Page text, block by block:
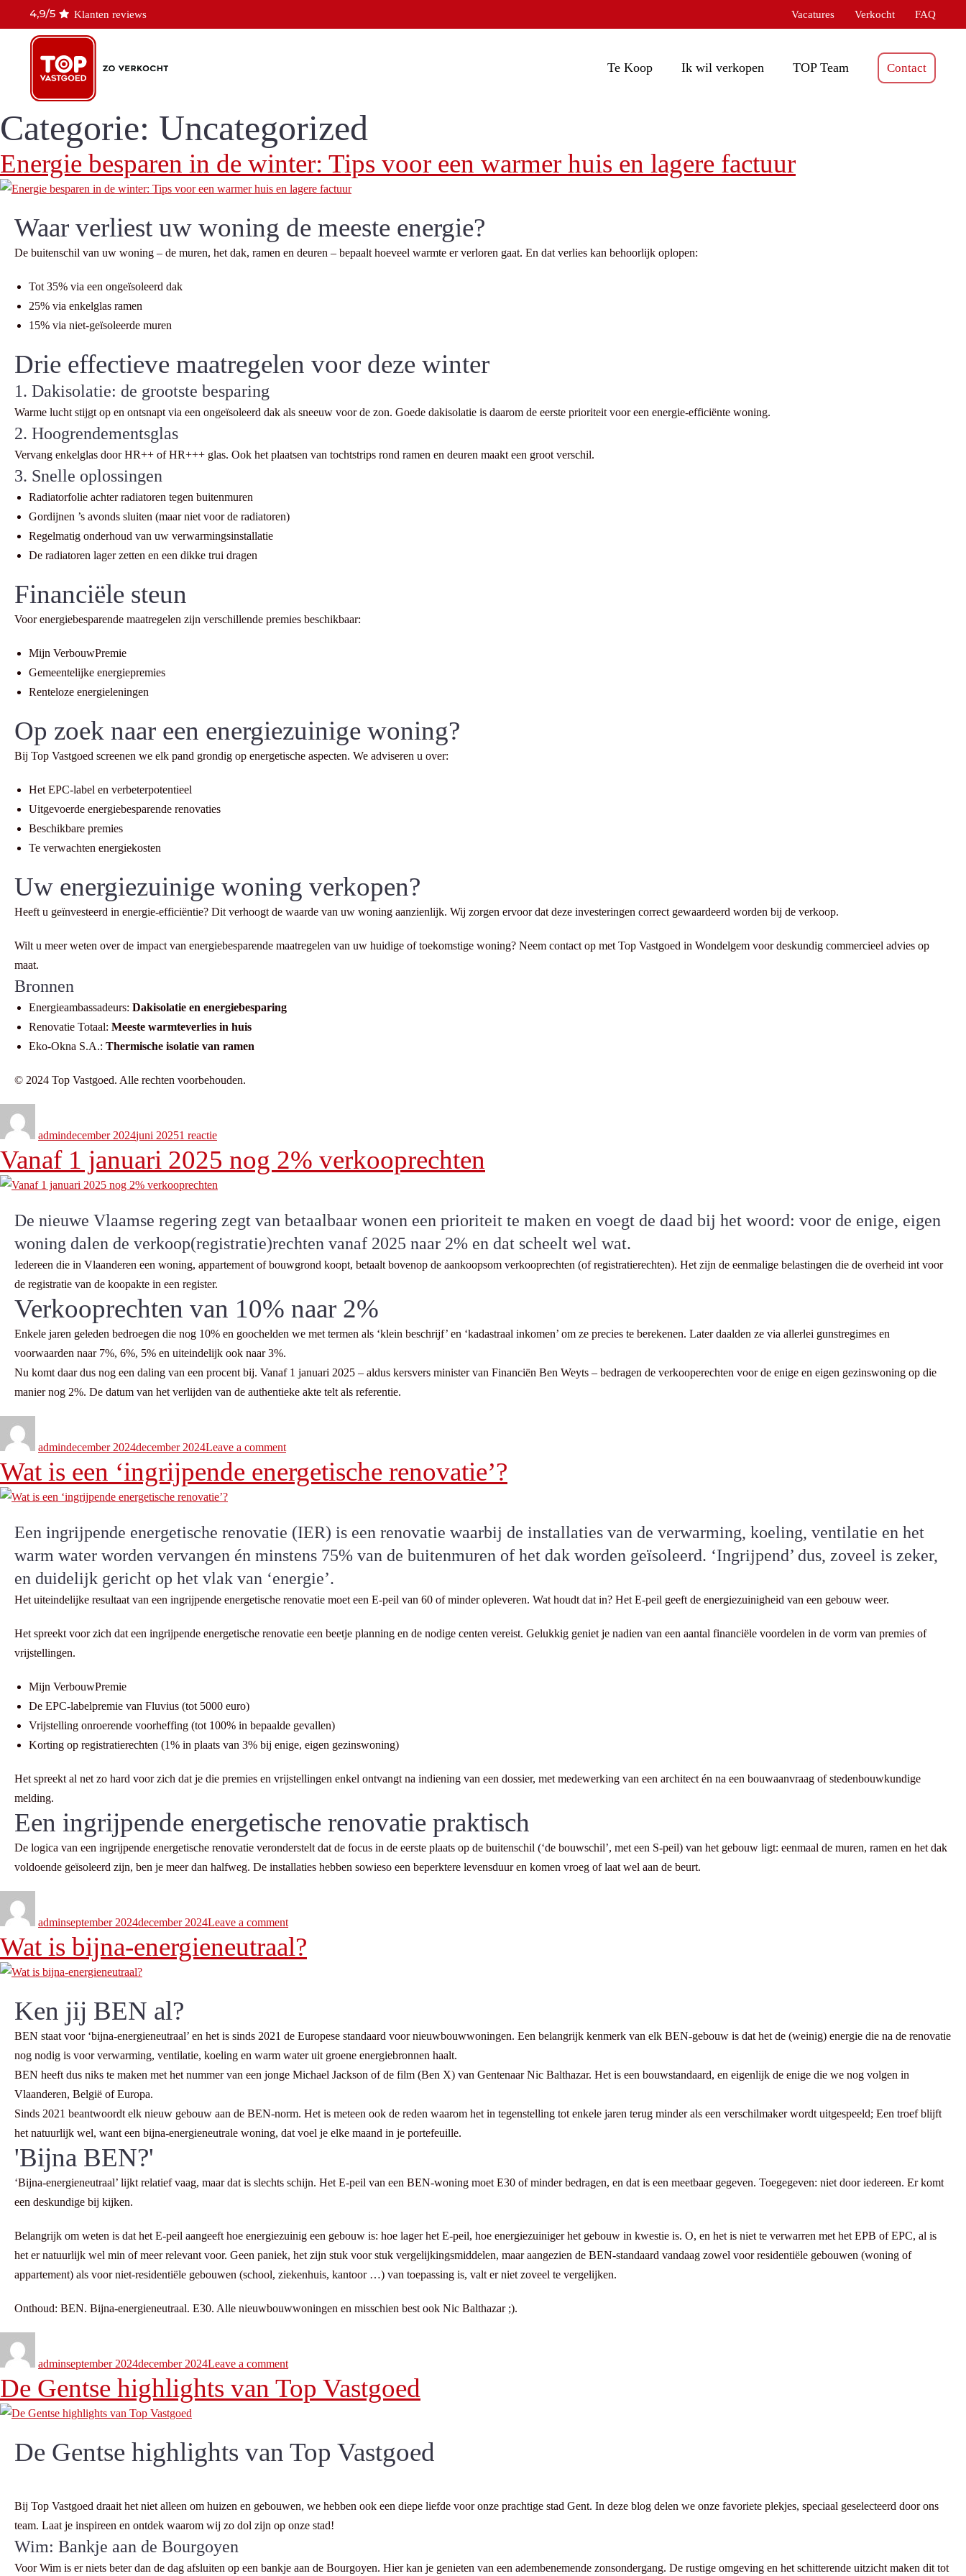
Klanten reviews Vacatures Verkocht FAQ
Te Koop Ik wil verkopen TOP Team Contact
Categorie: Uncategorized
Energie besparen in de winter: Tips voor een warmer huis en lagere factuur​
Waar verliest uw woning de meeste energie?
De buitenschil van uw woning – de muren, het dak, ramen en deuren – bepaalt hoeveel warmte er verloren gaat. En dat verlies kan behoorlijk oplopen:
Tot 35% via een ongeïsoleerd dak
25% via enkelglas ramen
15% via niet-geïsoleerde muren
Drie effectieve maatregelen voor deze winter
1. Dakisolatie: de grootste besparing
Warme lucht stijgt op en ontsnapt via een ongeïsoleerd dak als sneeuw voor de zon. Goede dakisolatie is daarom de eerste prioriteit voor een energie-efficiënte woning.
2. Hoogrendementsglas
Vervang enkelglas door HR++ of HR+++ glas. Ook het plaatsen van tochtstrips rond ramen en deuren maakt een groot verschil.
3. Snelle oplossingen
Radiatorfolie achter radiatoren tegen buitenmuren
Gordijnen ’s avonds sluiten (maar niet voor de radiatoren)
Regelmatig onderhoud van uw verwarmingsinstallatie
De radiatoren lager zetten en een dikke trui dragen
Financiële steun
Voor energiebesparende maatregelen zijn verschillende premies beschikbaar:
Mijn VerbouwPremie
Gemeentelijke energiepremies
Renteloze energieleningen
Op zoek naar een energiezuinige woning?
Bij Top Vastgoed screenen we elk pand grondig op energetische aspecten. We adviseren u over:
Het EPC-label en verbeterpotentieel
Uitgevoerde energiebesparende renovaties
Beschikbare premies
Te verwachten energiekosten
Uw energiezuinige woning verkopen?
Heeft u geïnvesteerd in energie-efficiëntie? Dit verhoogt de waarde van uw woning aanzienlijk. Wij zorgen ervoor dat deze investeringen correct gewaardeerd worden bij de verkoop.
Wilt u meer weten over de impact van energiebesparende maatregelen van uw huidige of toekomstige woning? Neem contact op met Top Vastgoed in Wondelgem voor deskundig commercieel advies op
maat.
Bronnen
Energieambassadeurs: Dakisolatie en energiebesparing
Renovatie Totaal: Meeste warmteverlies in huis
Eko-Okna S.A.: Thermische isolatie van ramen
© 2024 Top Vastgoed. Alle rechten voorbehouden.
admindecember 2024juni 20251 reactie
Vanaf 1 januari 2025 nog 2% verkooprechten
De nieuwe Vlaamse regering zegt van betaalbaar wonen een prioriteit te maken en voegt de daad bij het woord: voor de enige, eigen
woning dalen de verkoop(registratie)rechten vanaf 2025 naar 2% en dat scheelt wel wat.
Iedereen die in Vlaanderen een woning, appartement of bouwgrond koopt, betaalt bovenop de aankoopsom verkooprechten (of registratierechten). Het zijn de eenmalige belastingen die de overheid int voor
de registratie van de koopakte in een register.
Verkooprechten van 10% naar 2%
Enkele jaren geleden bedroegen die nog 10% en goochelden we met termen als ‘klein beschrijf’ en ‘kadastraal inkomen’ om ze precies te berekenen. Later daalden ze via allerlei gunstregimes en
voorwaarden naar 7%, 6%, 5% en uiteindelijk ook naar 3%.
Nu komt daar dus nog een daling van een procent bij. Vanaf 1 januari 2025 – aldus kersvers minister van Financiën Ben Weyts – bedragen de verkooperechten voor de enige en eigen gezinswoning op die
manier nog 2%. De datum van het verlijden van de authentieke akte telt als referentie.
admindecember 2024december 2024Leave a comment
Wat is een ‘ingrijpende energetische renovatie’?
Een ingrijpende energetische renovatie (IER) is een renovatie waarbij de installaties van de verwarming, koeling, ventilatie en het
warm water worden vervangen én minstens 75% van de buitenmuren of het dak worden geïsoleerd. ‘Ingrijpend’ dus, zoveel is zeker,
en duidelijk gericht op het vlak van ‘energie’.
Het uiteindelijke resultaat van een ingrijpende energetische renovatie moet een E-peil van 60 of minder opleveren. Wat houdt dat in? Het E-peil geeft de energiezuinigheid van een gebouw weer.
Het spreekt voor zich dat een ingrijpende energetische renovatie een beetje planning en de nodige centen vereist. Gelukkig geniet je nadien van een aantal financiële voordelen in de vorm van premies of
vrijstellingen.
Mijn VerbouwPremie
De EPC-labelpremie van Fluvius (tot 5000 euro)
Vrijstelling onroerende voorheffing (tot 100% in bepaalde gevallen)
Korting op registratierechten (1% in plaats van 3% bij enige, eigen gezinswoning)
Het spreekt al net zo hard voor zich dat je die premies en vrijstellingen enkel ontvangt na indiening van een dossier, met medewerking van een architect én na een bouwaanvraag of stedenbouwkundige
melding.
Een ingrijpende energetische renovatie praktisch
De logica van een ingrijpende energetische renovatie veronderstelt dat de focus in de eerste plaats op de buitenschil (‘de bouwschil’, met een S-peil) van het gebouw ligt: eenmaal de muren, ramen en het dak
voldoende geïsoleerd zijn, ben je meer dan halfweg. De installaties hebben sowieso een beperktere levensduur en komen vroeg of laat wel aan de beurt.
adminseptember 2024december 2024Leave a comment
Wat is bijna-energieneutraal?
Ken jij BEN al?
BEN staat voor ‘bijna-energieneutraal’ en het is sinds 2021 de Europese standaard voor nieuwbouwwoningen. Een belangrijk kenmerk van elk BEN-gebouw is dat het de (weinig) energie die na de renovatie
nog nodig is voor verwarming, ventilatie, koeling en warm water uit groene energiebronnen haalt.
BEN heeft dus niks te maken met het nummer van een jonge Michael Jackson of de film (Ben X) van Gentenaar Nic Balthazar. Het is een bouwstandaard, en eigenlijk de enige die we nog volgen in
Vlaanderen, België of Europa.
Sinds 2021 beantwoordt elk nieuw gebouw aan de BEN-norm. Het is meteen ook de reden waarom het in tegenstelling tot enkele jaren terug minder als een verschilmaker wordt uitgespeeld; Een troef blijft
het natuurlijk wel, want een bijna-energieneutrale woning, dat voel je elke maand in je portefeuille.
'Bijna BEN?'
‘Bijna-energieneutraal’ lijkt relatief vaag, maar dat is slechts schijn. Het E-peil van een BEN-woning moet E30 of minder bedragen, en dat is een meetbaar gegeven. Toegegeven: niet door iedereen. Er komt
een deskundige bij kijken.
Belangrijk om weten is dat het E-peil aangeeft hoe energiezuinig een gebouw is: hoe lager het E-peil, hoe energiezuiniger het gebouw in kwestie is. O, en het is niet te verwarren met het EPB of EPC, al is
het er natuurlijk wel min of meer relevant voor. Geen paniek, het zijn stuk voor stuk vergelijkingsmiddelen, maar aangezien de BEN-standaard vandaag zowel voor residentiële gebouwen (woning of
appartement) als voor niet-residentiële gebouwen (school, ziekenhuis, kantoor …) van toepassing is, valt er niet zoveel te vergelijken.
Onthoud: BEN. Bijna-energieneutraal. E30. Alle nieuwbouwwoningen en misschien best ook Nic Balthazar ;).
adminseptember 2024december 2024Leave a comment
De Gentse highlights van Top Vastgoed
De Gentse highlights van Top Vastgoed
Bij Top Vastgoed draait het niet alleen om huizen en gebouwen, we hebben ook een diepe liefde voor onze prachtige stad Gent. In deze blog delen we onze favoriete plekjes, speciaal geselecteerd door ons
team. Laat je inspireen en ontdek waarom wij zo dol zijn op onze stad!
Wim: Bankje aan de Bourgoyen
Voor Wim is er niets beter dan de dag afsluiten op een bankje aan de Bourgoyen. Hier kan je genieten van een adembenemende zonsondergang. De rustige omgeving en het schitterende uitzicht maken dit tot